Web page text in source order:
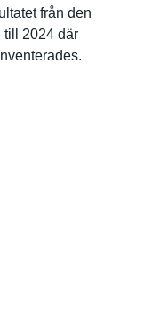
från den
till 2024 där